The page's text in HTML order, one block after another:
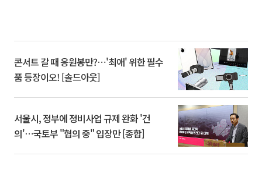
콘서트 갈 때 응원봉만?⋯'최애' 위한 필수
품 등장이오! [솔드아웃]
서울시, 정부에 정비사업 규제 완화 '건
의'⋯국토부 "협의 중" 입장만 [종합]